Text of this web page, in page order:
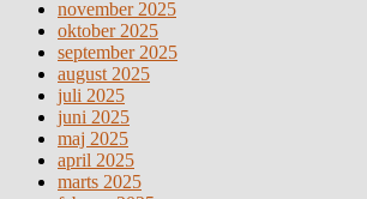
november 2025
oktober 2025
september 2025
august 2025
juli 2025
juni 2025
maj 2025
april 2025
marts 2025